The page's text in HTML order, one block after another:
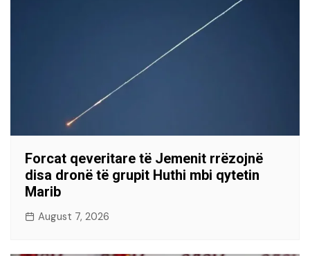
Forcat qeveritare të Jemenit rrëzojnë
disa dronë të grupit Huthi mbi qytetin
Marib
August 7, 2026